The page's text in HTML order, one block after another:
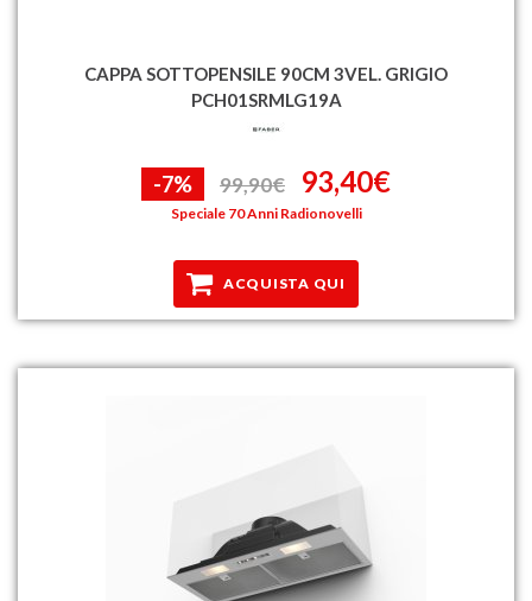
CAPPA SOTTOPENSILE 90CM 3VEL. GRIGIO
PCH01SRMLG19A
-7% 99,90€ 93,40€
Speciale 70 Anni Radionovelli
ACQUISTA QUI